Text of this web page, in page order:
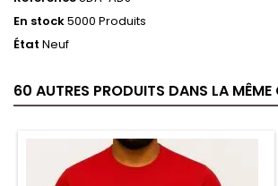
En stock5000 Produits
État Neuf
60 AUTRES PRODUITS DANS LA MÊME